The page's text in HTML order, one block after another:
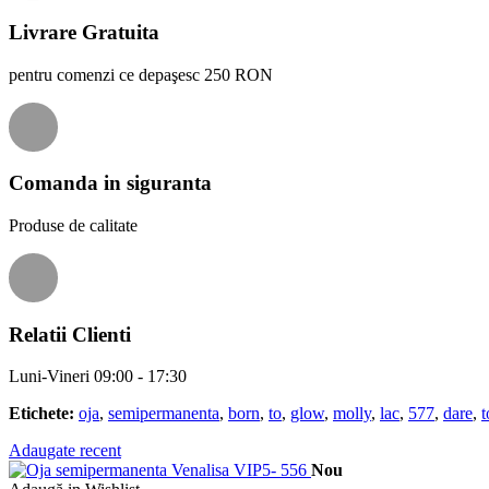
Livrare Gratuita
pentru comenzi ce depaşesc 250 RON
Comanda in siguranta
Produse de calitate
Relatii Clienti
Luni-Vineri 09:00 - 17:30
Etichete: oja, semipermanenta, born, to, glow, molly, lac, 577, dare,
Adaugate recent
Nou